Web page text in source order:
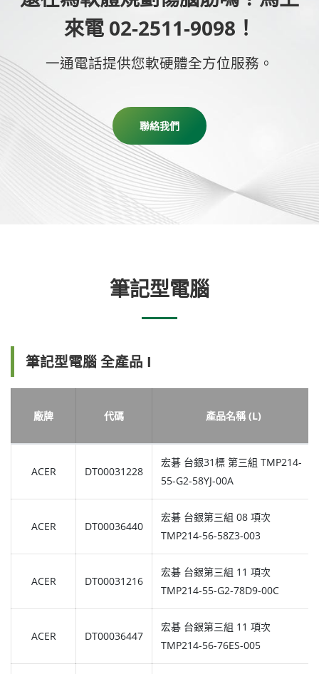
來電 02-2511-9098！
一通電話提供您軟硬體全方位服務。
聯絡我們
筆記型電腦
筆記型電腦 全產品 I
廠牌 代碼 產品名稱 (L)
ACER DT00031228
宏碁 台銀31標 第三組 TMP214-
55-G2-58YJ-00A
ACER DT00036440
宏碁 台銀第三組 08 項次
TMP214-56-58Z3-003
ACER DT00031216
宏碁 台銀第三組 11 項次
TMP214-55-G2-78D9-00C
ACER DT00036447
宏碁 台銀第三組 11 項次
TMP214-56-76ES-005